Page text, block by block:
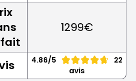
1299€
4.86/5
22
avis